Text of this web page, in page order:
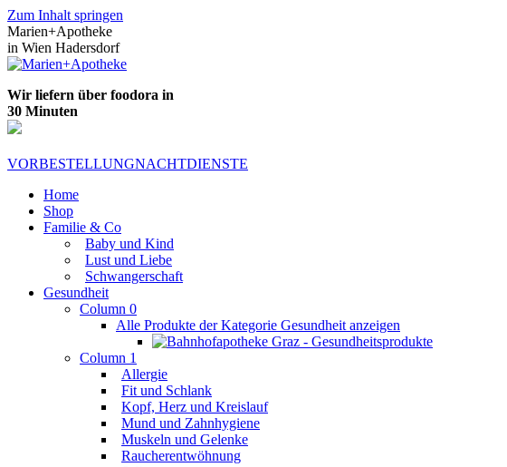
Zum Inhalt springen
Marien+Apotheke
in Wien Hadersdorf
Wir liefern über foodora in
30 Minuten
VORBESTELLUNGNACHTDIENSTE
Home
Shop
Familie & Co
Baby und Kind
Lust und Liebe
Schwangerschaft
Gesundheit
Column 0
Alle Produkte der Kategorie Gesundheit anzeigen
Column 1
Allergie
Fit und Schlank
Kopf, Herz und Kreislauf
Mund und Zahnhygiene
Muskeln und Gelenke
Raucherentwöhnung